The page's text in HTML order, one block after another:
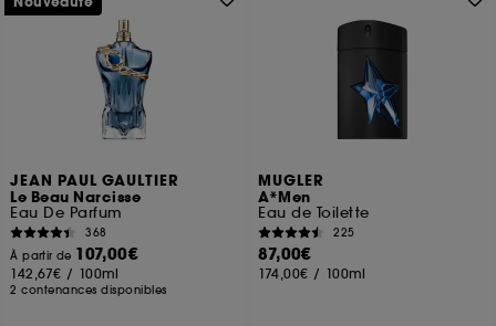
JEAN PAUL GAULTIER
Le Beau Narcisse
Eau De Parfum
368
À partir de 107,00€
142,67€ / 100ml
2 contenances disponibles
MUGLER
A*Men
Eau de Toilette
225
87,00€
174,00€ / 100ml